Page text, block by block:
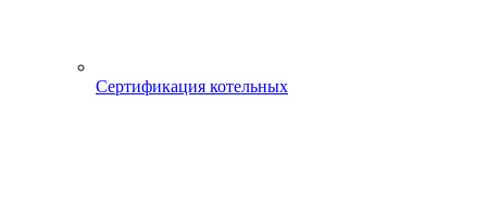
Сертификация котельных